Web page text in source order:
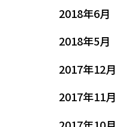
2018年6月
2018年5月
2017年12月
2017年11月